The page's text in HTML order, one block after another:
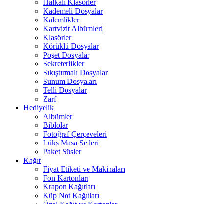
Halkalı Klasörler
Kademeli Dosyalar
Kalemlikler
Kartvizit Albümleri
Klasörler
Körüklü Dosyalar
Poşet Dosyalar
Sekreterlikler
Sıkıştırmalı Dosyalar
Sunum Dosyaları
Telli Dosyalar
Zarf
Hediyelik
Albümler
Biblolar
Fotoğraf Çerçeveleri
Lüks Masa Setleri
Paket Süsler
Kağıt
Fiyat Etiketi ve Makinaları
Fon Kartonları
Krapon Kağıtları
Küp Not Kağıtları